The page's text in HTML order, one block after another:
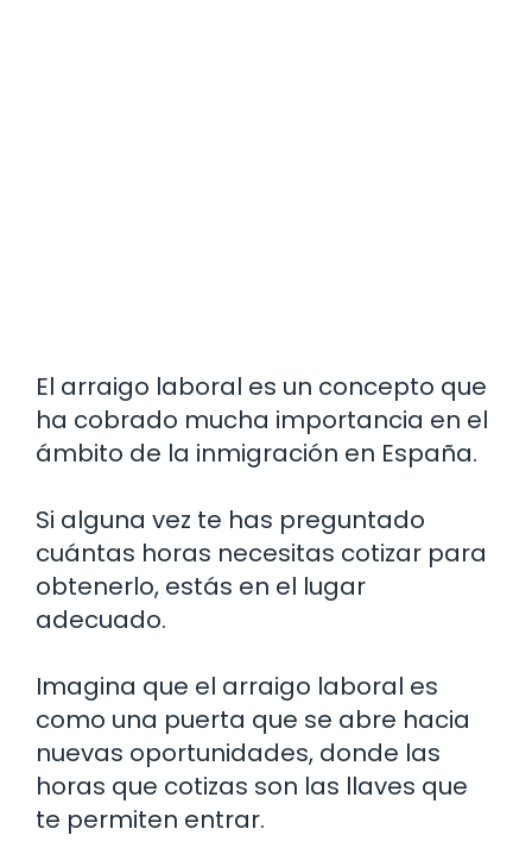
El arraigo laboral es un concepto que
ha cobrado mucha importancia en el
ámbito de la inmigración en España.
Si alguna vez te has preguntado
cuántas horas necesitas cotizar para
obtenerlo, estás en el lugar
adecuado.
Imagina que el arraigo laboral es
como una puerta que se abre hacia
nuevas oportunidades, donde las
horas que cotizas son las llaves que
te permiten entrar.